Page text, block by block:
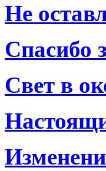
Не
Спасибо
Свет в